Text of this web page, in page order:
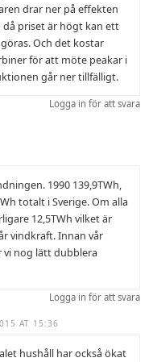
drar ner på effekten
priset är högt kan ett
Och det kostar
för att möte peakar i
går ner tillfälligt.
Logga in för att svara
1990 139,9TWh,
totalt i Sverige. Om alla
12,5TWh vilket är
vindkraft. Innan vår
vi nog lätt dubblera
Logga in för att svara
AT 15:36
hushåll har också ökat